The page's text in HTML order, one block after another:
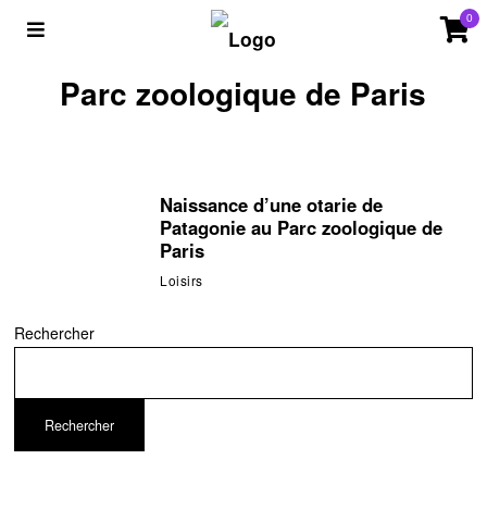
0
Parc zoologique de Paris
Naissance d’une otarie de
Patagonie au Parc zoologique de
Paris
Loisirs
Rechercher
Rechercher